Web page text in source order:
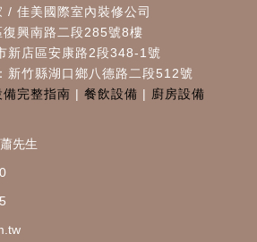
/ 佳美國際室內裝修公司
興南路二段285號8樓
新店區安康路2段348-1號
新竹縣湖口鄉八德路二段512號
完整指南 | 餐飲設備 | 廚房設備
先生